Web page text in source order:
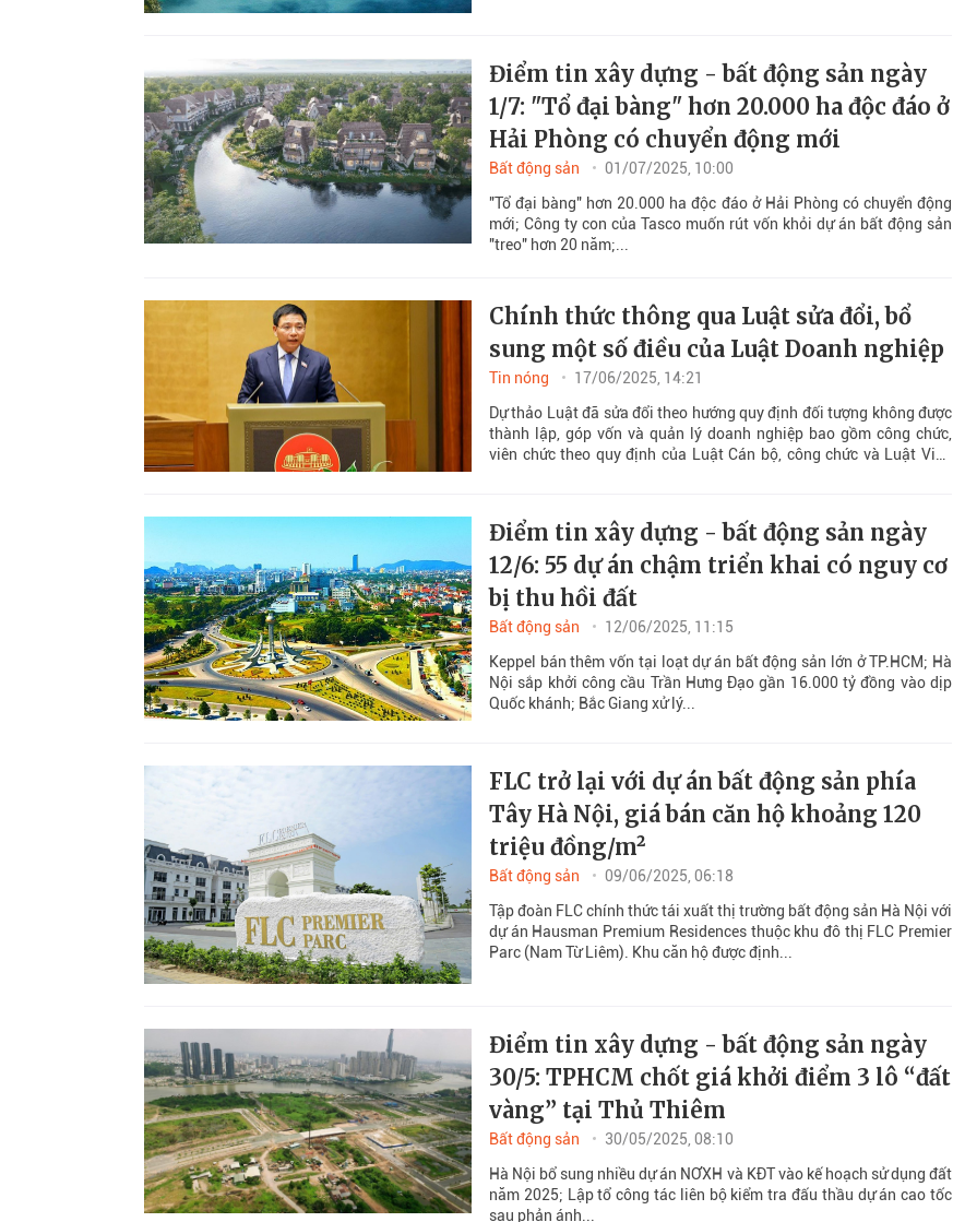
Điểm tin xây dựng - bất động sản ngày
1/7: "Tổ đại bàng" hơn 20.000 ha độc đáo ở
Hải Phòng có chuyển động mới
Bất động sản
01/07/2025, 10:00
"Tổ đại bàng" hơn 20.000 ha độc đáo ở Hải Phòng có chuyển động
mới; Công ty con của Tasco muốn rút vốn khỏi dự án bất động sản
"treo" hơn 20 năm;...
Chính thức thông qua Luật sửa đổi, bổ
sung một số điều của Luật Doanh nghiệp
Tin nóng
17/06/2025, 14:21
Dự thảo Luật đã sửa đổi theo hướng quy định đối tượng không được
thành lập, góp vốn và quản lý doanh nghiệp bao gồm công chức,
viên chức theo quy định của Luật Cán bộ, công chức và Luật Viên
Điểm tin xây dựng - bất động sản ngày
12/6: 55 dự án chậm triển khai có nguy cơ
bị thu hồi đất
Bất động sản
12/06/2025, 11:15
Keppel bán thêm vốn tại loạt dự án bất động sản lớn ở TP.HCM; Hà
Nội sắp khởi công cầu Trần Hưng Đạo gần 16.000 tỷ đồng vào dịp
Quốc khánh; Bắc Giang xử lý...
FLC trở lại với dự án bất động sản phía
Tây Hà Nội, giá bán căn hộ khoảng 120
triệu đồng/m²
Bất động sản
09/06/2025, 06:18
Tập đoàn FLC chính thức tái xuất thị trường bất động sản Hà Nội với
dự án Hausman Premium Residences thuộc khu đô thị FLC Premier
Parc (Nam Từ Liêm). Khu căn hộ được định...
Điểm tin xây dựng - bất động sản ngày
30/5: TPHCM chốt giá khởi điểm 3 lô “đất
vàng” tại Thủ Thiêm
Bất động sản
30/05/2025, 08:10
Hà Nội bổ sung nhiều dự án NƠXH và KĐT vào kế hoạch sử dụng đất
năm 2025; Lập tổ công tác liên bộ kiểm tra đấu thầu dự án cao tốc
sau phản ánh...